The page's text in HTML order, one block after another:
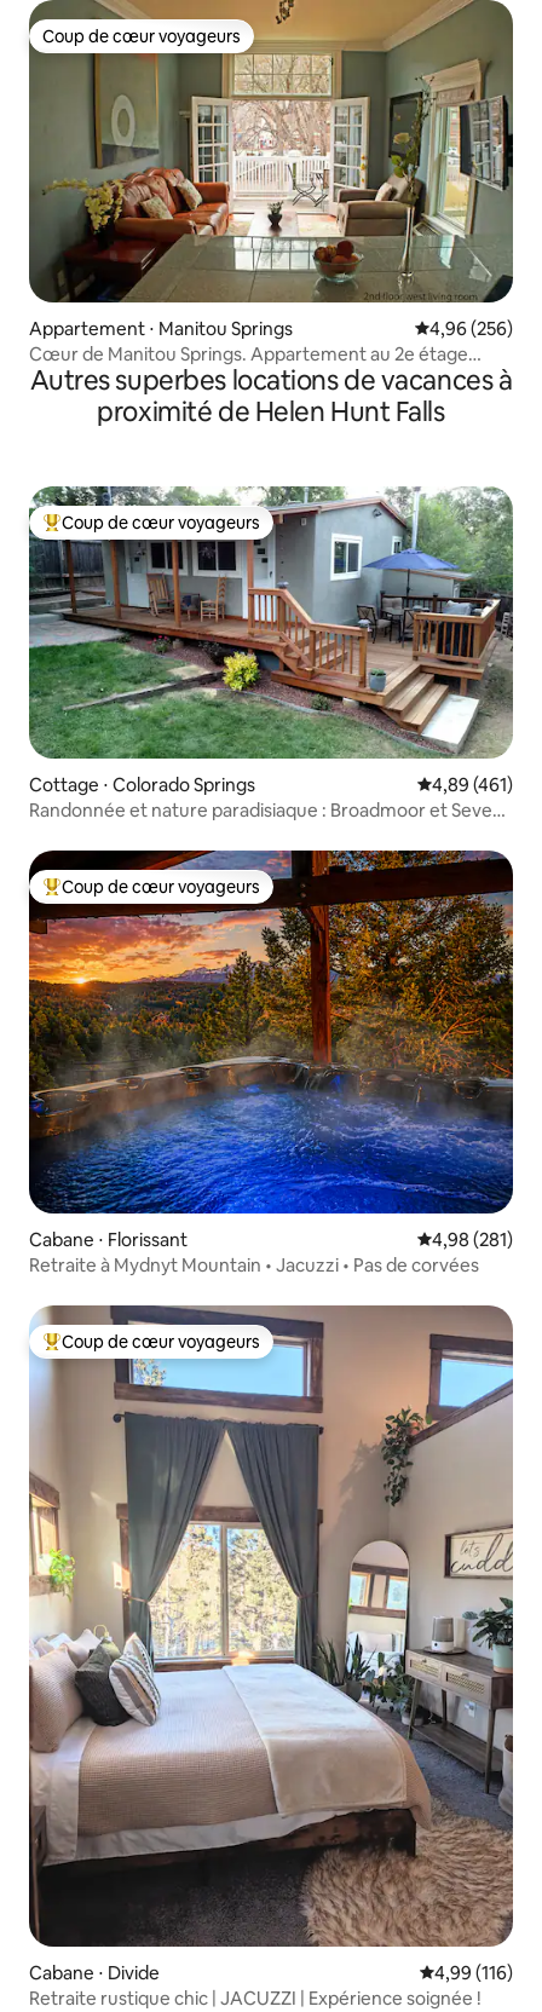
Coup de cœur voyageurs
Coup de cœur voyageurs
Appartement ⋅ Manitou Springs Évaluation
4,96 (256)
Cœur de Manitou Springs. Appartement au 2e étage
ouest
Autres superbes locations de vacances à
proximité de Helen Hunt Falls
Coups de cœur voyageurs les plus appréciés
Coup de cœur voyageurs
Cottage ⋅ Colorado Springs Évaluation
4,89 (461)
Randonnée et nature paradisiaque : Broadmoor et Seven
Coups de cœur voyageurs les plus appréciés
Coup de cœur voyageurs
Cabane ⋅ Florissant Évaluation
4,98 (281)
Retraite à Mydnyt Mountain • Jacuzzi • Pas de corvées
Coups de cœur voyageurs les plus appréciés
Coup de cœur voyageurs
Cabane ⋅ Divide Évaluation
4,99 (116)
Retraite rustique chic | JACUZZI | Expérience soignée !